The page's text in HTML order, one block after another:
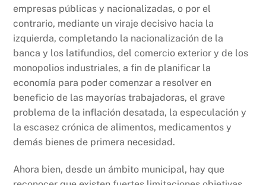
empresas públicas y nacionalizadas, o por el
contrario, mediante un viraje decisivo hacia la
izquierda, completando la nacionalización de la
banca y los latifundios, del comercio exterior y de los
monopolios industriales, a fin de planificar la
economía para poder comenzar a resolver en
beneficio de las mayorías trabajadoras, el grave
problema de la inflación desatada, la especulación y
la escasez crónica de alimentos, medicamentos y
demás bienes de primera necesidad.
Ahora bien, desde un ámbito municipal, hay que